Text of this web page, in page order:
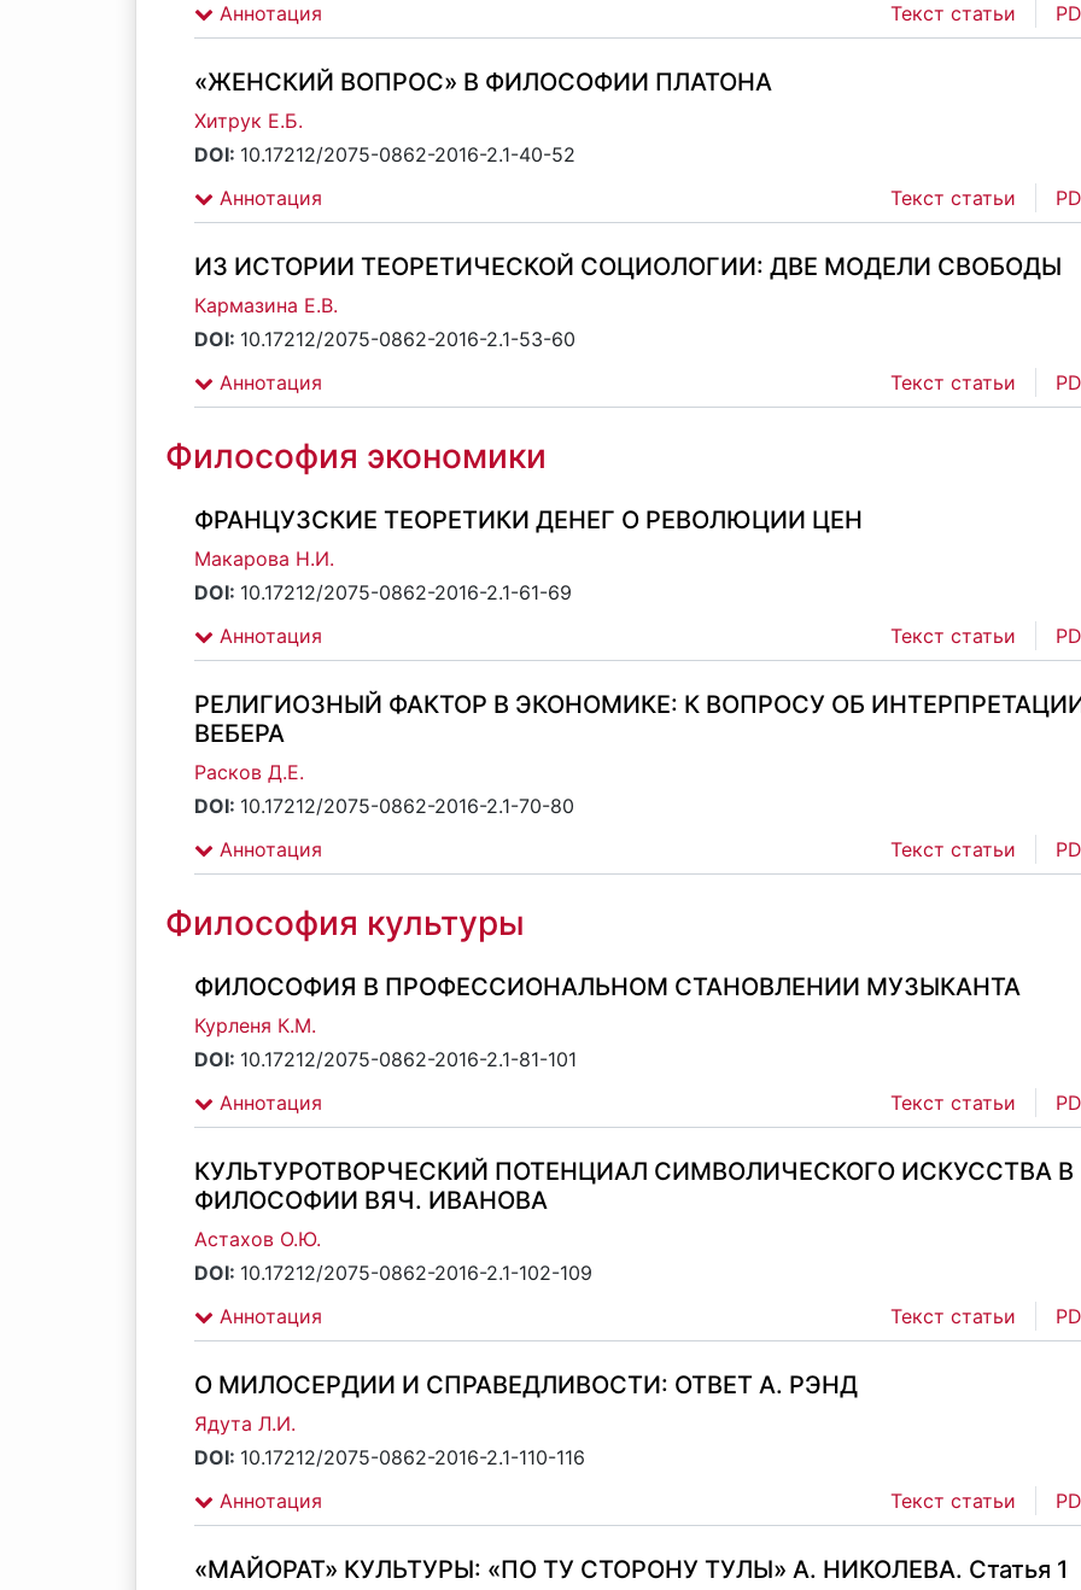
Аннотация
Текст статьи
«ЖЕНСКИЙ ВОПРОС» В ФИЛОСОФИИ ПЛАТОНА
Хитрук Е.Б.
DOI: 10.17212/2075-0862-2016-2.1-40-52
Аннотация
Текст статьи
ИЗ ИСТОРИИ ТЕОРЕТИЧЕСКОЙ СОЦИОЛОГИИ: ДВЕ МОДЕЛИ СВОБОДЫ
Кармазина Е.В.
DOI: 10.17212/2075-0862-2016-2.1-53-60
Аннотация
Текст статьи
Философия экономики
ФРАНЦУЗСКИЕ ТЕОРЕТИКИ ДЕНЕГ О РЕВОЛЮЦИИ ЦЕН
Макарова Н.И.
DOI: 10.17212/2075-0862-2016-2.1-61-69
Аннотация
Текст статьи
РЕЛИГИОЗНЫЙ ФАКТОР В ЭКОНОМИКЕ: К ВОПРОСУ ОБ
ВЕБЕРА
Расков Д.Е.
DOI: 10.17212/2075-0862-2016-2.1-70-80
Аннотация
Текст статьи
Философия культуры
ФИЛОСОФИЯ В ПРОФЕССИОНАЛЬНОМ СТАНОВЛЕНИИ МУЗЫКАНТА
Курленя К.М.
DOI: 10.17212/2075-0862-2016-2.1-81-101
Аннотация
Текст статьи
КУЛЬТУРОТВОРЧЕСКИЙ ПОТЕНЦИАЛ СИМВОЛИЧЕСКОГО ИСКУССТВА В
ФИЛОСОФИИ ВЯЧ. ИВАНОВА
Астахов О.Ю.
DOI: 10.17212/2075-0862-2016-2.1-102-109
Аннотация
Текст статьи
О МИЛОСЕРДИИ И СПРАВЕДЛИВОСТИ: ОТВЕТ А. РЭНД
Ядута Л.И.
DOI: 10.17212/2075-0862-2016-2.1-110-116
Аннотация
Текст статьи
«МАЙОРАТ» КУЛЬТУРЫ: «ПО ТУ СТОРОНУ ТУЛЫ» А. НИКОЛЕВА. Статья 1